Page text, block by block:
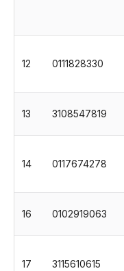
12 0111828330
13 3108547819
14 0117674278
16 0102919063
17 3115610615